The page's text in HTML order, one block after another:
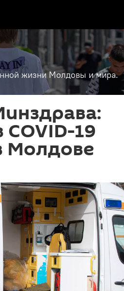
жизни Молдовы и мира.
СOVID-19
Молдове